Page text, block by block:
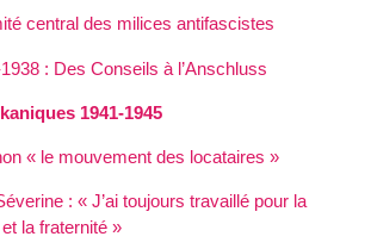
central des milices antifascistes
: Des Conseils à l’Anschluss
1941-1945
« le mouvement des locataires »
:
J’ai toujours travaillé pour la
la fraternité